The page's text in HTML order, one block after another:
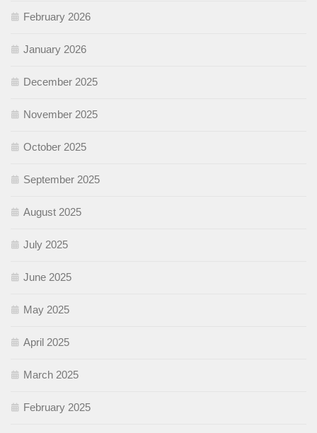
February 2026
January 2026
December 2025
November 2025
October 2025
September 2025
August 2025
July 2025
June 2025
May 2025
April 2025
March 2025
February 2025